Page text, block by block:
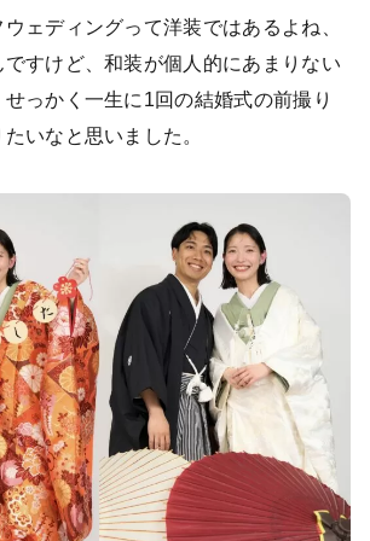
ェディングって洋装ではあるよね、
すけど、和装が個人的にあまりない
っかく一生に1回の結婚式の前撮り
いなと思いました。